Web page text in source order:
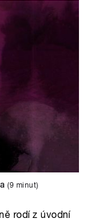
(9 minut)
rodí z úvodní